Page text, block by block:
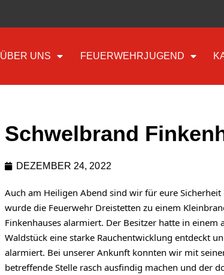
ÜBER UNS FEUERWEHRJUGEND
Schwelbrand
DEZEMBER 24, 2022
Auch am Heiligen Abend sind wir für eure Sicherheit
wurde die Feuerwehr Dreistetten zu einem
Finkenhauses alarmiert. Der Besitzer hatte in einem
Waldstück eine starke Rauchentwicklung entdeckt
alarmiert. Bei unserer Ankunft konnten wir mit
betreffende Stelle rasch ausfindig machen und der